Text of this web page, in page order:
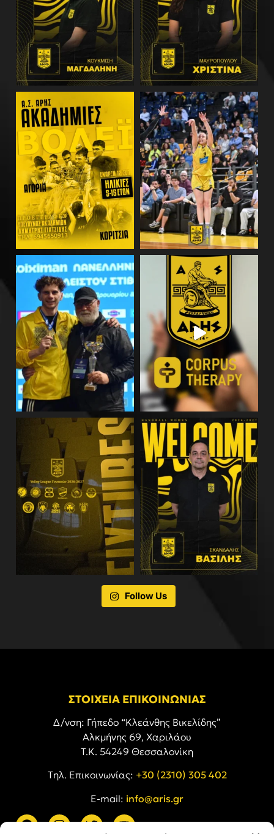
Follow Us
ΣΤΟΙΧΕΙΑ ΕΠΙΚΟΙΝΩΝΙΑΣ
Δ/νση: Γήπεδο “Κλεάνθης Βικελίδης”
Αλκμήνης 69, Χαριλάου
Τ.Κ. 54249 Θεσσαλονίκη
Tηλ. Επικοινωνίας: +30 (2310) 305 402
E-mail: info@aris.gr